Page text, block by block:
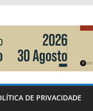
DE PRIVACIDADE